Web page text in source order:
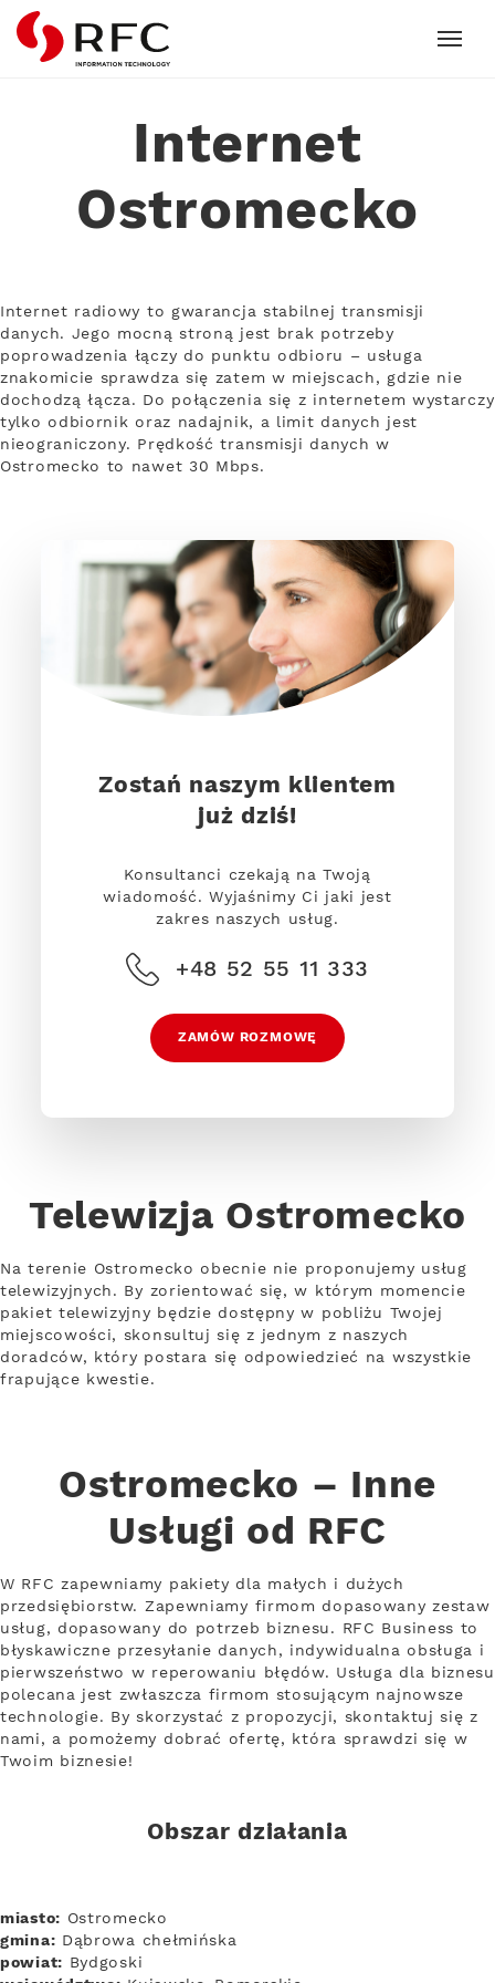
RFC
Internet
Ostromecko
Internet radiowy to gwarancja stabilnej transmisji
danych. Jego mocną stroną jest brak potrzeby
poprowadzenia łączy do punktu odbioru – usługa
znakomicie sprawdza się zatem w miejscach, gdzie nie
dochodzą łącza. Do połączenia się z internetem wystarczy
tylko odbiornik oraz nadajnik, a limit danych jest
nieograniczony. Prędkość transmisji danych w
Ostromecko to nawet 30 Mbps.
Zostań naszym klientem
już dziś!
Konsultanci czekają na Twoją
wiadomość. Wyjaśnimy Ci jaki jest
zakres naszych usług.
+48 52 55 11 333
ZAMÓW ROZMOWĘ
Telewizja Ostromecko
Na terenie Ostromecko obecnie nie proponujemy usług
telewizyjnych. By zorientować się, w którym momencie
pakiet telewizyjny będzie dostępny w pobliżu Twojej
miejscowości, skonsultuj się z jednym z naszych
doradców, który postara się odpowiedzieć na wszystkie
frapujące kwestie.
Ostromecko – Inne
Usługi od RFC
W RFC zapewniamy pakiety dla małych i dużych
przedsiębiorstw. Zapewniamy firmom dopasowany zestaw
usług, dopasowany do potrzeb biznesu. RFC Business to
błyskawiczne przesyłanie danych, indywidualna obsługa i
pierwszeństwo w reperowaniu błędów. Usługa dla biznesu
polecana jest zwłaszcza firmom stosującym najnowsze
technologie. By skorzystać z propozycji, skontaktuj się z
nami, a pomożemy dobrać ofertę, która sprawdzi się w
Twoim biznesie!
Obszar działania
miasto: Ostromecko
gmina: Dąbrowa chełmińska
powiat: Bydgoski